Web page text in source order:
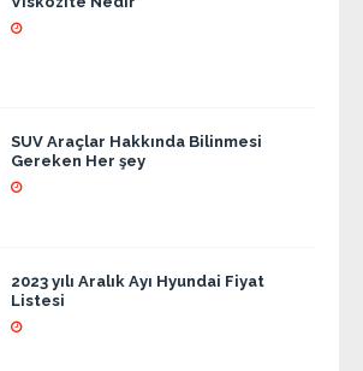
SUV Araçlar Hakkında Bilinmesi
Gereken Her şey
2023 yılı Aralık Ayı Hyundai Fiyat
Listesi